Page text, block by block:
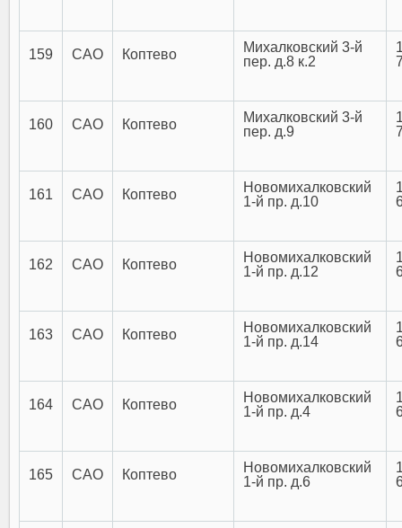
159 САО Коптево
Михалковский 3-й
пер. д.8 к.2
160 САО Коптево
Михалковский 3-й
пер. д.9
161 САО Коптево
Новомихалковский
1-й пр. д.10
162 САО Коптево
Новомихалковский
1-й пр. д.12
163 САО Коптево
Новомихалковский
1-й пр. д.14
164 САО Коптево
Новомихалковский
1-й пр. д.4
165 САО Коптево
Новомихалковский
1-й пр. д.6